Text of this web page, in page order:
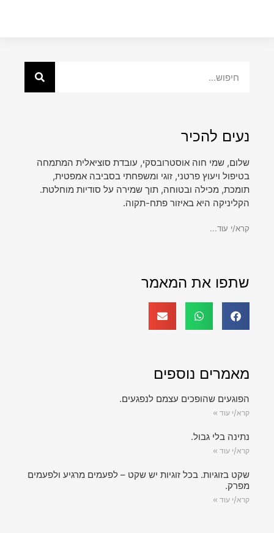
נעים להכיר
שלום, שמי חוה אוסטרובסקי, עובדת סוציאלית המתמחה
בטיפול ויעוץ פרטני, זוגי ומשפחתי בסביבה אמפטית,
תומכת, מכילה ובטוחה, תוך שמירה על סודיות מוחלטת.
הקליניקה היא באיזור פתח-תקוה.
קרא/י עוד...
שתפו את המאמר
מאמרים נוספים
הפוגעים שהופכים עצמם לנפגעים.
קרא/י עוד »
נתינה בלי גבול.
קרא/י עוד »
שקט בזוגיות. בכל זוגיות יש שקט – לפעמים מרגיע ולפעמים
מפרק.
קרא/י עוד »